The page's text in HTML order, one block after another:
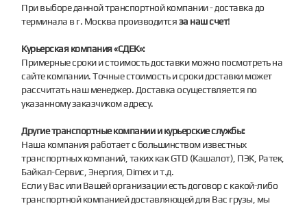
При выборе данной транспортной компании - доставка до
терминала в г. Москва производитсяза наш счет!
Курьерская компания «СДЕК»:
Примерные сроки и стоимость доставки можно посмотреть на
сайте компании. Точные стоимость и сроки доставки может
рассчитать наш менеджер. Доставка осуществляется по
указанному заказчиком адресу.
Другие транспортные компании и курьерские службы:
Наша компания работает с большинством известных
транспортных компаний, таких как GTD (Кашалот), ПЭК, Ратек,
Байкал-Сервис, Энергия, Dimex и т.д.
Если у Вас или Вашей организации есть договор с какой-либо
транспортной компанией доставляющей для Вас грузы, мы